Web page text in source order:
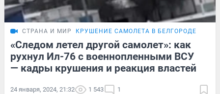
СТРАНА И МИР КРУШЕНИЕ САМОЛЕТА В БЕЛГОРОДЕ
«Следом летел другой самолет»: как
рухнул Ил-76 с военнопленными ВСУ
— кадры крушения и реакция властей
24 января, 2024, 21:32 1 543 1